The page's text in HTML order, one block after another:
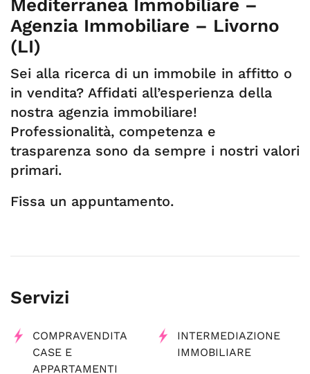
Mediterranea Immobiliare –
Agenzia Immobiliare – Livorno
(LI)
Sei alla ricerca di un immobile in affitto o
in vendita? Affidati all’esperienza della
nostra agenzia immobiliare!
Professionalità, competenza e
trasparenza sono da sempre i nostri valori
primari.
Fissa un appuntamento.
Servizi
COMPRAVENDITA
CASE E
APPARTAMENTI
INTERMEDIAZIONE
IMMOBILIARE